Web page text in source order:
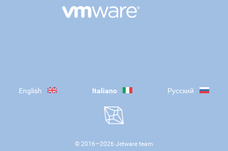
English Italiano Русский
© 2016—2026 Jetware team